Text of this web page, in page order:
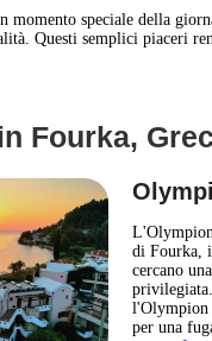
momento speciale della
Questi semplici piaceri
Fourka,
di Fourka,
cercano
l'Olympion
per una